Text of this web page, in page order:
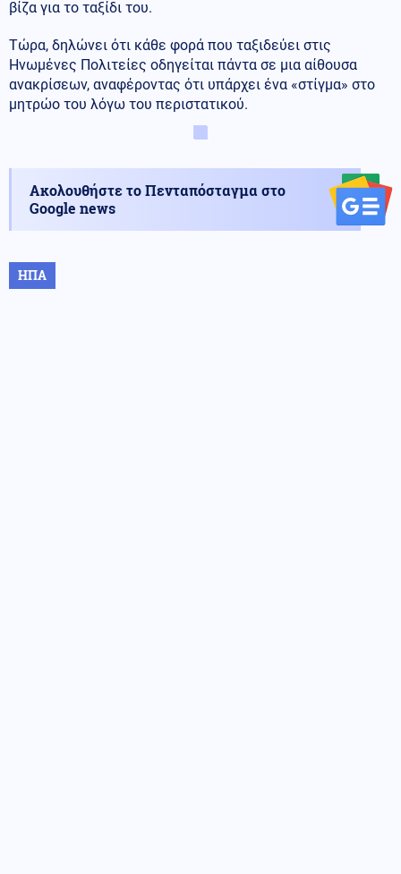
βίζα για το ταξίδι του.
Τώρα, δηλώνει ότι κάθε φορά που ταξιδεύει στις
Ηνωμένες Πολιτείες οδηγείται πάντα σε μια αίθουσα
ανακρίσεων, αναφέροντας ότι υπάρχει ένα «στίγμα» στο
μητρώο του λόγω του περιστατικού.
Ακολουθήστε το Πενταπόσταγμα στο
Google news
ΗΠΑ